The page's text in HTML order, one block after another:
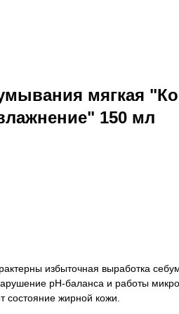
мягкая
150 мл
избыточная выработка
pH-баланса и работы
состояние жирной кожи.